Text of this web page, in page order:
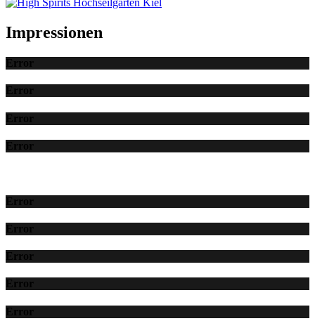
Impressionen
Error
Error
Error
Error
Error
Error
Error
Error
Error